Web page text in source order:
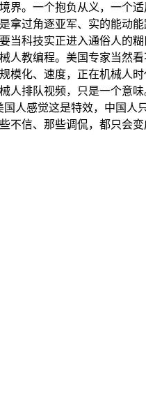
界。一个抱负从义，一个
拿过角逐亚军、实的能动
当科技实正进入通俗人的
人教编程。美国专家当然
化、速度，正在机械人时
人排队视频，只是一个意
人感觉这是特效，中国
不信、那些调侃，都只会